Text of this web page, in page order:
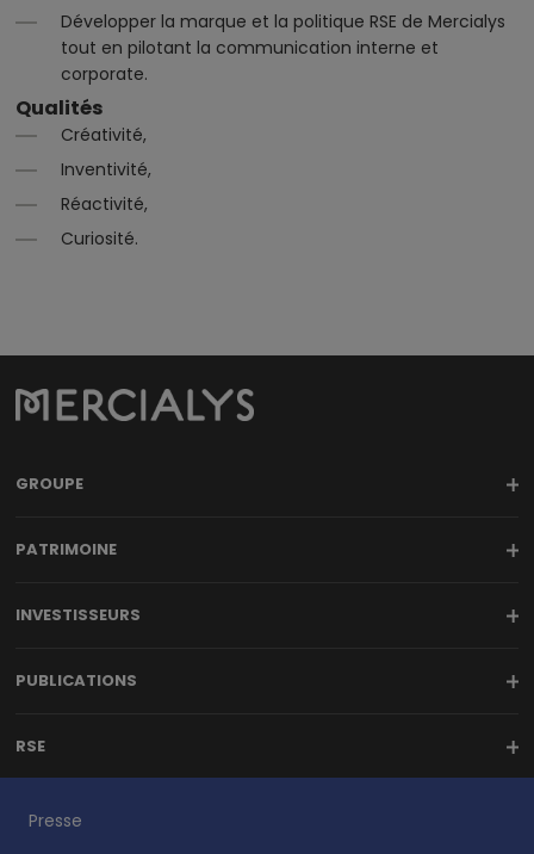
Développer la marque et la politique RSE de Mercialys
tout en pilotant la communication interne et
corporate.
Qualités
Créativité,
Inventivité,
Réactivité,
Curiosité.
GROUPE
PATRIMOINE
INVESTISSEURS
PUBLICATIONS
RSE
Presse